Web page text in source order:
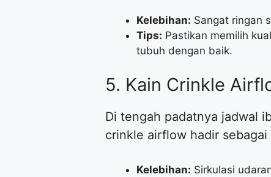
Kelebihan: Sangat ringan
Tips: Pastikan memilih
tubuh dengan baik.
​5. Kain Crinkle
​Di tengah padatnya jadwal
crinkle airflow hadir
Kelebihan: Sirkulasi